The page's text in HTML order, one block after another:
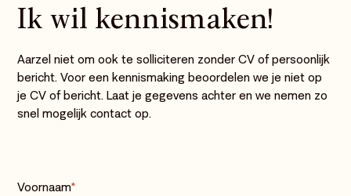
Ik wil kennismaken!
Aarzel niet om ook te solliciteren zonder CV of persoonlijk
bericht. Voor een kennismaking beoordelen we je niet op
je CV of bericht. Laat je gegevens achter en we nemen zo
snel mogelijk contact op.
Voornaam*